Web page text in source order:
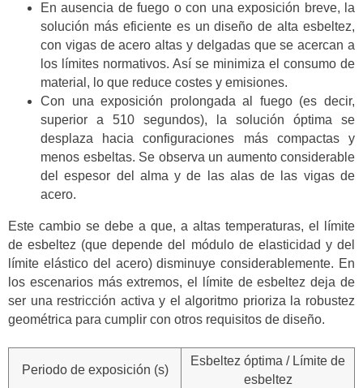
En ausencia de fuego o con una exposición breve, la
solución más eficiente es un diseño de alta esbeltez,
con vigas de acero altas y delgadas que se acercan a
los límites normativos. Así se minimiza el consumo de
material, lo que reduce costes y emisiones.
Con una exposición prolongada al fuego (es decir,
superior a 510 segundos), la solución óptima se
desplaza hacia configuraciones más compactas y
menos esbeltas. Se observa un aumento considerable
del espesor del alma y de las alas de las vigas de
acero.
Este cambio se debe a que, a altas temperaturas, el límite
de esbeltez (que depende del módulo de elasticidad y del
límite elástico del acero) disminuye considerablemente. En
los escenarios más extremos, el límite de esbeltez deja de
ser una restricción activa y el algoritmo prioriza la robustez
geométrica para cumplir con otros requisitos de diseño.
Periodo de exposición (s)
Esbeltez óptima / Límite de
esbeltez